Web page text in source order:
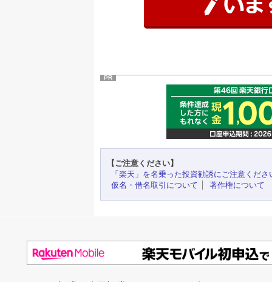
PR
【ご注意ください】
「楽天」を名乗った投資勧誘にご注意くださ
仮名・借名取引について
著作権について